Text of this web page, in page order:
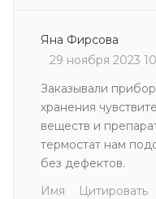
Яна Фирсова
29 ноября 2023
Заказывали
хранения
веществ и
термостат нам
без дефектов.
Имя
Цитировать